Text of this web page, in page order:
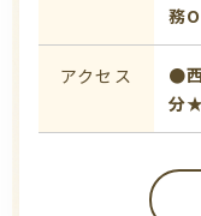
務
アクセス
●
分